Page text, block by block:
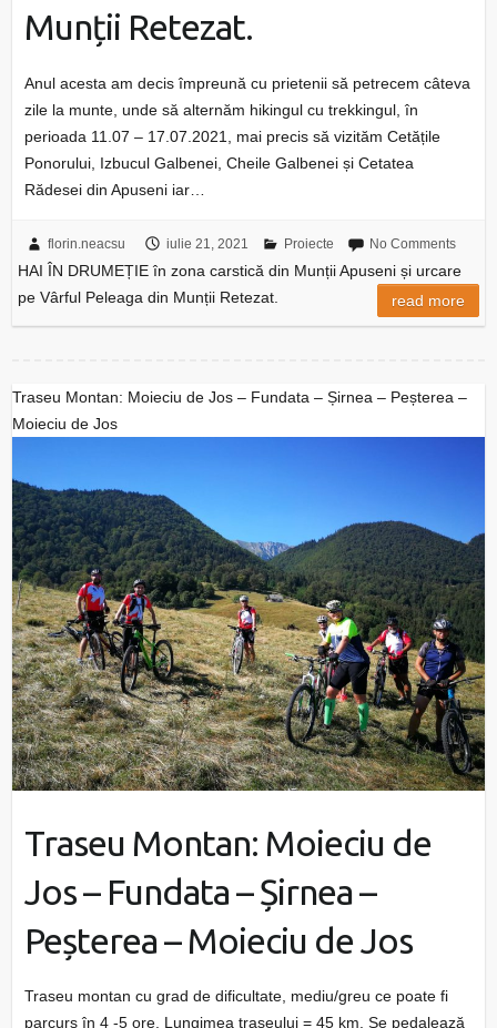
Munții Retezat.
Anul acesta am decis împreună cu prietenii să petrecem câteva
zile la munte, unde să alternăm hikingul cu trekkingul, în
perioada 11.07 – 17.07.2021, mai precis să vizităm Cetățile
Ponorului, Izbucul Galbenei, Cheile Galbenei și Cetatea
Rădesei din Apuseni iar…
florin.neacsu iulie 21, 2021 Proiecte No Comments
HAI ÎN DRUMEȚIE în zona carstică din Munții Apuseni și urcare
pe Vârful Peleaga din Munții Retezat.
read more
Traseu Montan: Moieciu de Jos – Fundata – Șirnea – Peșterea –
Moieciu de Jos
Traseu Montan: Moieciu de
Jos – Fundata – Șirnea –
Peșterea – Moieciu de Jos
Traseu montan cu grad de dificultate, mediu/greu ce poate fi
parcurs în 4 -5 ore. Lungimea traseului = 45 km. Se pedalează